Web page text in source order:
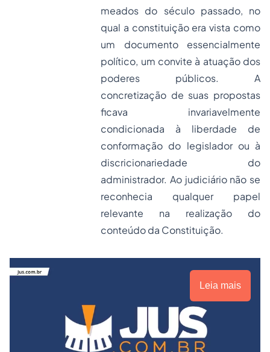
meados do século passado, no
qual a constituição era vista como
um documento essencialmente
político, um convite à atuação dos
poderes públicos. A
concretização de suas propostas
ficava invariavelmente
condicionada à liberdade de
conformação do legislador ou à
discricionariedade do
administrador. Ao judiciário não se
reconhecia qualquer papel
relevante na realização do
conteúdo da Constituição.
Leia mais